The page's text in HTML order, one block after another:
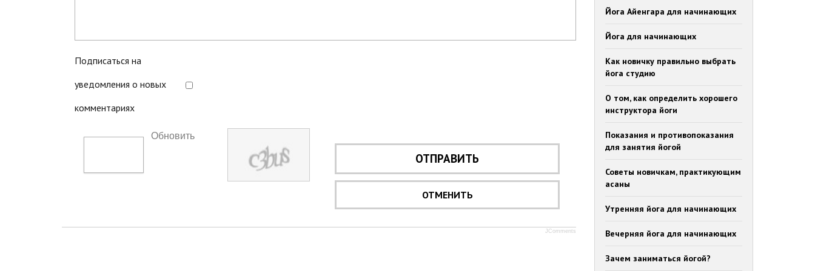
Подписаться на
уведомления о новых
комментариях
Обновить
ОТПРАВИТЬ
ОТМЕНИТЬ
JComments
Йога Айенгара для начинающих
Йога для начинающих
Как новичку правильно выбрать
йога студию
О том, как определить хорошего
инструктора йоги
Показания и противопоказания
для занятия йогой
Советы новичкам, практикующим
асаны
Утренняя йога для начинающих
Вечерняя йога для начинающих
Зачем заниматься йогой?